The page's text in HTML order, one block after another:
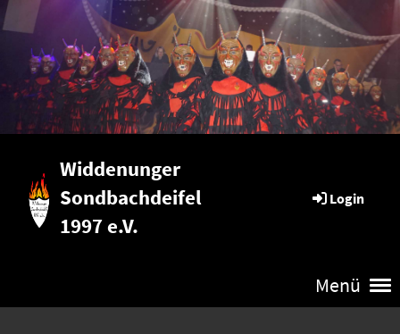
Widdenunger
Sondbachdeifel
1997 e.V.
Login
Menü